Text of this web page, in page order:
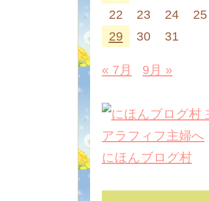
22
23 24 25
29
30 31
« 7月 9月 »
にほんブログ村